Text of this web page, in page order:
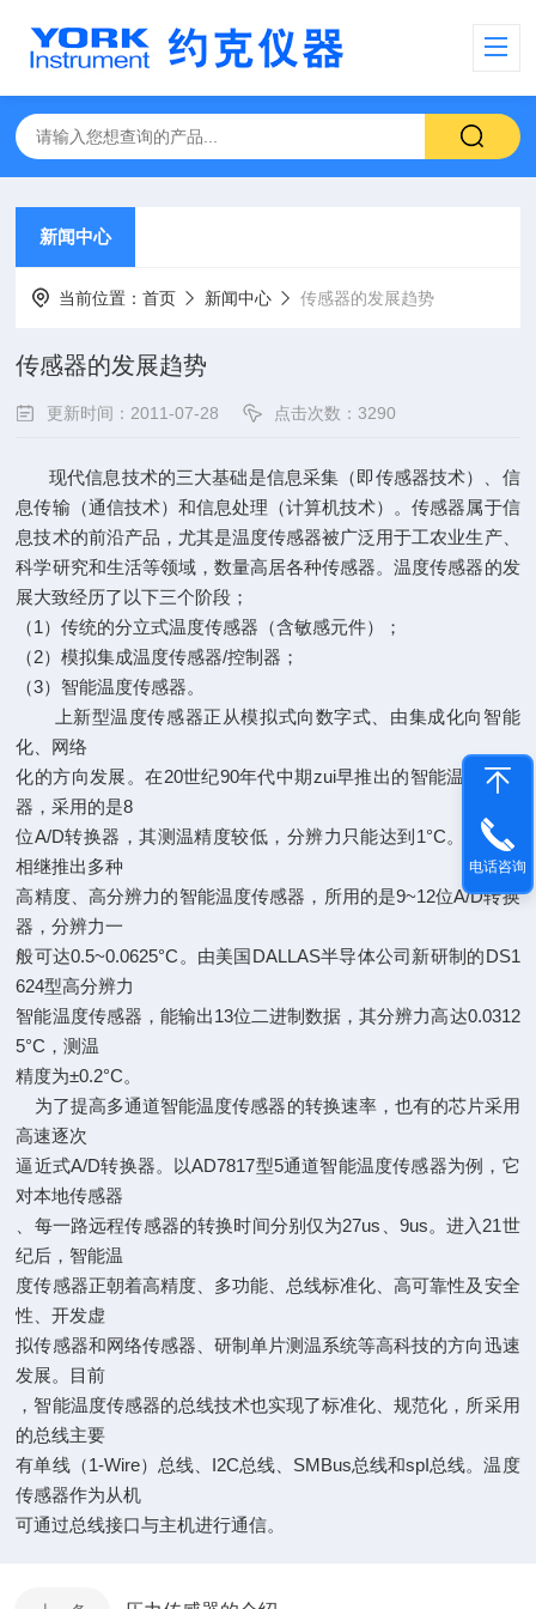
新闻中心
当前位置：首页 新闻中心 传感器的发展趋势
传感器的发展趋势
更新时间：2011-07-28 点击次数：3290
现代信息技术的三大基础是信息采集（即传感器技术）、信
息传输（通信技术）和信息处理（计算机技术）。传感器属于信
息技术的前沿产品，尤其是温度传感器被广泛用于工农业生产、
科学研究和生活等领域，数量高居各种传感器。温度传感器的发
展大致经历了以下三个阶段；
（1）传统的分立式温度传感器（含敏感元件）；
（2）模拟集成温度传感器/控制器；
（3）智能温度传感器。
上新型温度传感器正从模拟式向数字式、由集成化向智能
化、网络
化的方向发展。在20世纪90年代中期zui早推出的智能温度传感
器，采用的是8
位A/D转换器，其测温精度较低，分辨力只能达到1°C。国外已
相继推出多种
高精度、高分辨力的智能温度传感器，所用的是9~12位A/D转换
器，分辨力一
般可达0.5~0.0625°C。由美国DALLAS半导体公司新研制的DS1
624型高分辨力
智能温度传感器，能输出13位二进制数据，其分辨力高达0.0312
5°C，测温
精度为±0.2°C。
为了提高多通道智能温度传感器的转换速率，也有的芯片采用
高速逐次
逼近式A/D转换器。以AD7817型5通道智能温度传感器为例，它
对本地传感器
、每一路远程传感器的转换时间分别仅为27us、9us。进入21世
纪后，智能温
度传感器正朝着高精度、多功能、总线标准化、高可靠性及安全
性、开发虚
拟传感器和网络传感器、研制单片测温系统等高科技的方向迅速
发展。目前
，智能温度传感器的总线技术也实现了标准化、规范化，所采用
的总线主要
有单线（1-Wire）总线、I2C总线、SMBus总线和spI总线。温度
传感器作为从机
可通过总线接口与主机进行通信。
电话咨询